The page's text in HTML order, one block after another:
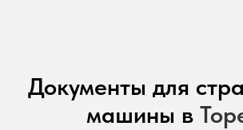
Документы для
машины в